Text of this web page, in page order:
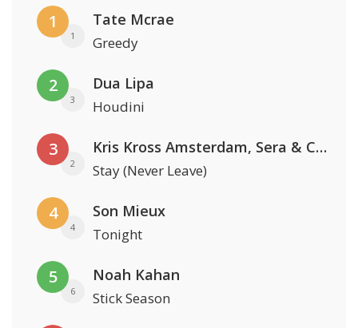
1
1
Tate Mcrae
Greedy
2
3
Dua Lipa
Houdini
3
2
Kris Kross Amsterdam, Sera & Conor Maynard
Stay (Never Leave)
4
4
Son Mieux
Tonight
5
6
Noah Kahan
Stick Season